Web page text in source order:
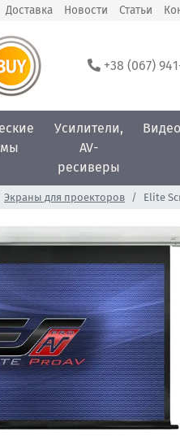
Доставка Новости Статьи
+38 (067)
Усилители,
AV-
ресиверы
Экраны для проекторов Elite